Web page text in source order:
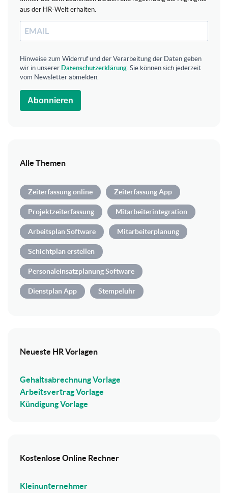
aus der HR-Welt erhalten.
Hinweise zum Widerruf und der Verarbeitung der Daten geben
wir in unserer Datenschutzerklärung. Sie können sich jederzeit
vom Newsletter abmelden.
Abonnieren
Alle Themen
Zeiterfassung online Zeiterfassung App
Projektzeiterfassung Mitarbeiterintegration
Arbeitsplan Software Mitarbeiterplanung
Schichtplan erstellen
Personaleinsatzplanung Software
Dienstplan App Stempeluhr
Neueste HR Vorlagen
Gehaltsabrechnung Vorlage
Arbeitsvertrag Vorlage
Kündigung Vorlage
Kostenlose Online Rechner
Kleinunternehmer